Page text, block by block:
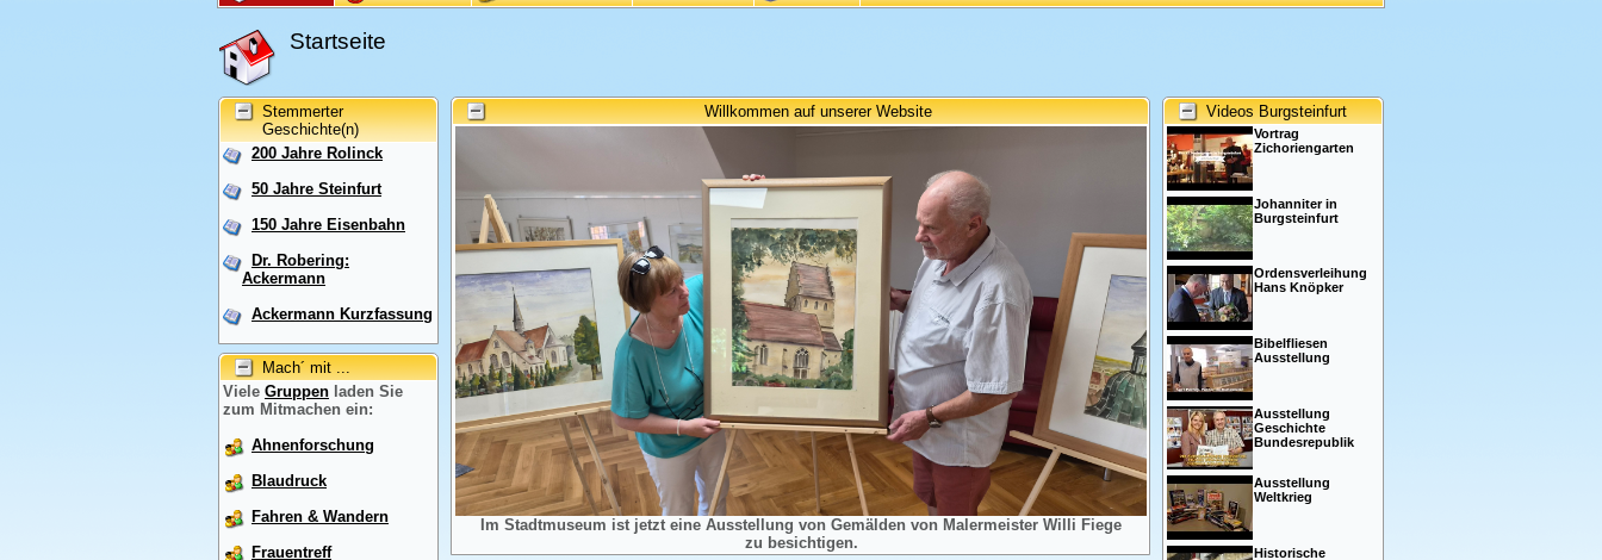
Startseite
Stemmerter
Geschichte(n)
200 Jahre Rolinck
50 Jahre Steinfurt
150 Jahre Eisenbahn
Dr. Robering:
Ackermann
Ackermann Kurzfassung
Mach´ mit ...
Viele Gruppen laden Sie
zum Mitmachen ein:
Ahnenforschung
Blaudruck
Fahren & Wandern
Frauentreff
Willkommen auf unserer Website
Im Stadtmuseum ist jetzt eine Ausstellung von Gemälden von Malermeister Willi Fiege
zu besichtigen.
Videos Burgsteinfurt
Vortrag
Zichoriengarten
Johanniter in
Burgsteinfurt
Ordensverleihung
Hans Knöpker
Bibelfliesen
Ausstellung
Ausstellung
Geschichte
Bundesrepublik
Ausstellung
Weltkrieg
Historische